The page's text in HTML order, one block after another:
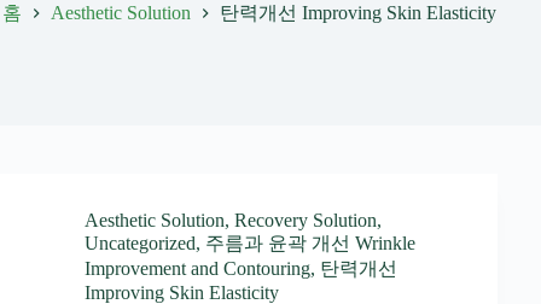
홈 Aesthetic Solution 탄력개선 Improving Skin Elasticity
Aesthetic Solution, Recovery Solution,
Uncategorized, 주름과 윤곽 개선 Wrinkle
Improvement and Contouring, 탄력개선
Improving Skin Elasticity